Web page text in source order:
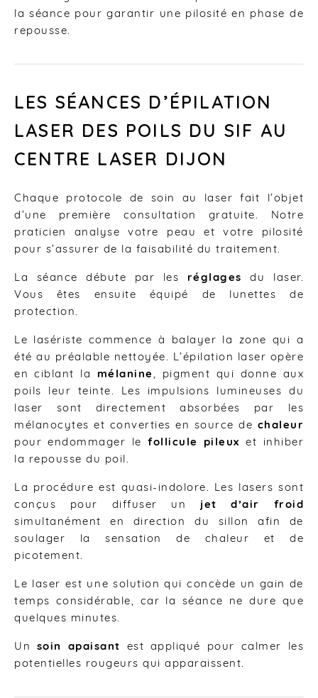
la séance pour garantir une pilosité en phase de
repousse.
LES SÉANCES D’ÉPILATION
LASER DES POILS DU SIF AU
CENTRE LASER DIJON
Chaque protocole de soin au laser fait l’objet
d’une première consultation gratuite. Notre
praticien analyse votre peau et votre pilosité
pour s’assurer de la faisabilité du traitement.
La séance débute par les réglages
du laser.
Vous êtes ensuite équipé de lunettes de
protection.
Le lasériste commence à balayer la zone qui a
été au préalable nettoyée. L’épilation laser opère
en ciblant la mélanine, pigment qui donne aux
poils leur teinte. Les impulsions lumineuses du
laser sont directement absorbées par les
mélanocytes et converties en source de chaleur
pour endommager le follicule pileux
et inhiber
la repousse du poil.
La procédure est quasi-indolore. Les lasers sont
conçus pour diffuser un jet d’air froid
simultanément en direction du sillon afin de
soulager la sensation de chaleur et de
picotement.
Le laser est une solution qui concède un gain de
temps considérable, car la séance ne dure que
quelques minutes.
Un soin apaisant est appliqué pour calmer les
potentielles rougeurs qui apparaissent.